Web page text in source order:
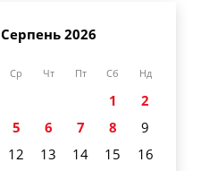
Серпень 2026
Ср Чт Пт Сб Нд
1
2
5 6 7 8
9
12 13 14 15
16